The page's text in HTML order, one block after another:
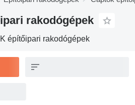
rakodógépek
építőipari rakodógépek